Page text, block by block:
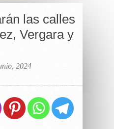
las calles
Vergara y
2024